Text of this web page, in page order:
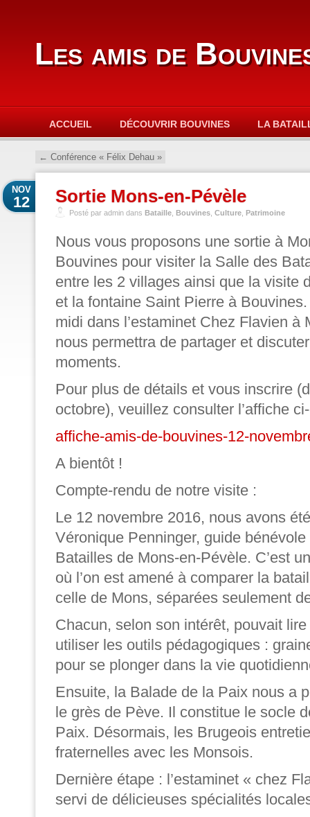
Les amis de
ACCUEIL DÉCOUVRIR BOUVINES LA
← Conférence « Félix Dehau »
Sortie Mons-en-Pévèle
NOV
12
Posté par admin dans Bataille Bouvines Culture Patrimoine
Nous vous proposons une sortie à
Bouvines pour visiter la Salle des
entre les 2 villages ainsi que la visite
et la fontaine Saint Pierre à
midi dans l’estaminet Chez Flavien à
nous permettra de partager et
moments.
Pour plus de détails et vous inscrire
octobre), veuillez consulter l’affiche
affiche-amis-de-bouvines-12-
A bientôt !
Compte-rendu de notre visite :
Le 12 novembre 2016, nous avons
Véronique Penninger, guide
Batailles de Mons-en-Pévèle. C’est
où l’on est amené à comparer la
celle de Mons, séparées seulement
Chacun, selon son intérêt, pouvait
utiliser les outils pédagogiques :
pour se plonger dans la vie
Ensuite, la Balade de la Paix nous a
le grès de Pève. Il constitue le socle
Paix. Désormais, les Brugeois
fraternelles avec les Monsois.
Dernière étape : l’estaminet « chez
servi de délicieuses spécialités